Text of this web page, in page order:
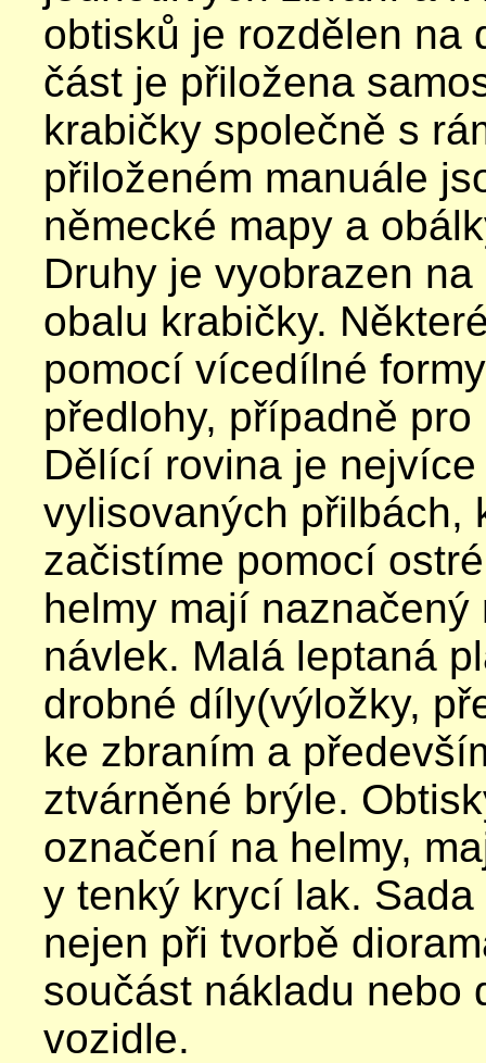
obtisků je rozdělen na
část je přiložena
krabičky společně s
přiloženém manuále
německé mapy a
Druhy je vyobrazen
obalu krabičky.
pomocí vícedílné
předlohy, případně
Dělící rovina je
vylisovaných přilbách,
začistíme pomocí
helmy mají naznačený
návlek. Malá leptaná
drobné díly(výložky,
ke zbraním a
ztvárněné brýle.
označení na helmy,
y tenký krycí lak.
nejen při tvorbě
součást nákladu nebo
vozidle.